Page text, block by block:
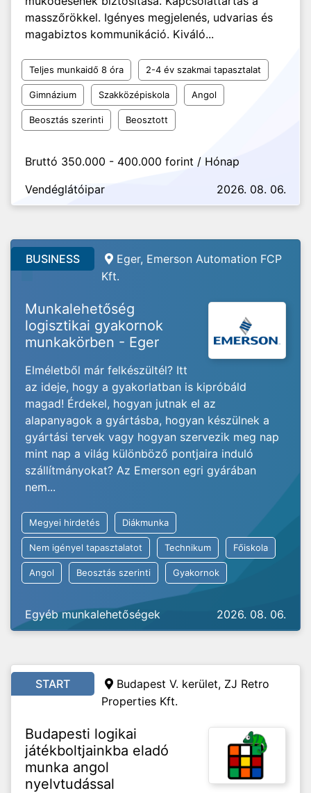
masszőrökkel. Igényes megjelenés, udvarias és
magabiztos kommunikáció. Kiváló...
Teljes munkaidő 8 óra 2-4 év szakmai tapasztalat
Gimnázium Szakközépiskola Angol
Beosztás szerinti Beosztott
Bruttó 350.000 - 400.000 forint / Hónap
Vendéglátóipar
2026. 08. 06.
BUSINESS
Eger, Emerson Automation FCP
Kft.
Munkalehetőség
logisztikai gyakornok
munkakörben - Eger
Elméletből már felkészültél? Itt
az ideje, hogy a gyakorlatban is kipróbáld
magad! Érdekel, hogyan jutnak el az
alapanyagok a gyártásba, hogyan készülnek a
gyártási tervek vagy hogyan szervezik meg nap
mint nap a világ különböző pontjaira induló
szállítmányokat? Az Emerson egri gyárában
nem...
Megyei hirdetés Diákmunka
Nem igényel tapasztalatot Technikum Főiskola
Angol Beosztás szerinti Gyakornok
Egyéb munkalehetőségek 2026. 08. 06.
START
Budapest V. kerület, ZJ Retro
Properties Kft.
Budapesti logikai
játékboltjainkba eladó
munka angol
nyelvtudással